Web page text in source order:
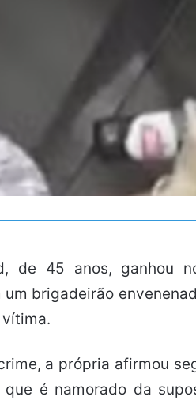
de 45 anos, ganhou
brigadeirão
a própria afirmou
é namorado da